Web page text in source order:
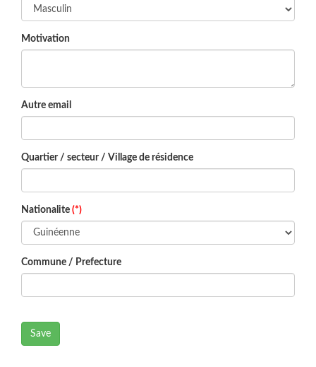
Motivation
Autre email
Quartier / secteur / Village de résidence
Nationalite (*)
Commune / Prefecture
Save